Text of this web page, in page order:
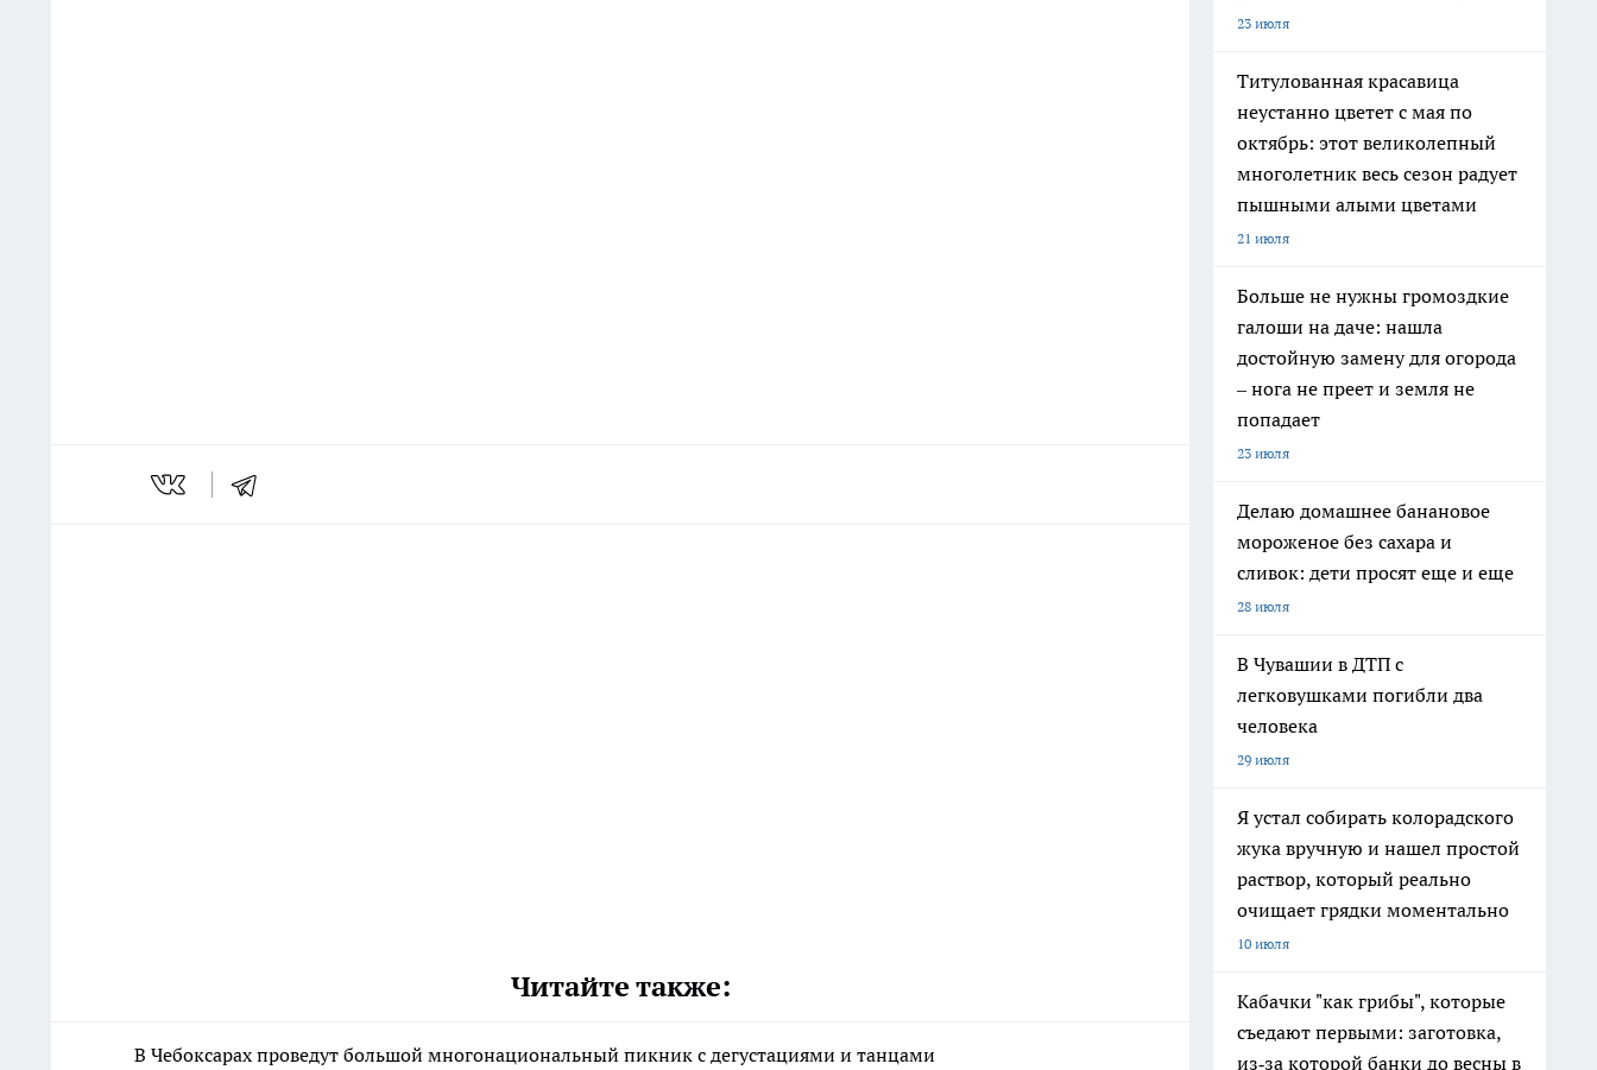
Читайте также:
В Чебоксарах проведут большой многонациональный пикник с дегустациями и танцами
23 июля
Титулованная красавица
неустанно цветет с мая по
октябрь: этот великолепный
многолетник весь сезон радует
пышными алыми цветами
21 июля
Больше не нужны громоздкие
галоши на даче: нашла
достойную замену для огорода
– нога не преет и земля не
попадает
23 июля
Делаю домашнее банановое
мороженое без сахара и
сливок: дети просят еще и еще
28 июля
В Чувашии в ДТП с
легковушками погибли два
человека
29 июля
Я устал собирать колорадского
жука вручную и нашел простой
раствор, который реально
очищает грядки моментально
10 июля
Кабачки "как грибы", которые
съедают первыми: заготовка,
из‑за которой банки до весны в